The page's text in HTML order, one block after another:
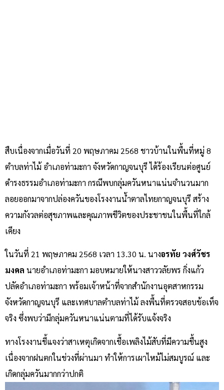
สืบเนื่องจากเมื่อวันที่ 20 พฤษภาคม 2568 ชาวบ้านในพื้นที่หมู่ 8
ตำบลท่าไม้ อำเภอท่ามะกา จังหวัดกาญจนบุรี ได้ร้องเรียนต่อศูนย์
ดำรงธรรมอำเภอท่ามะกา กรณีพบกลุ่มควันหนาแน่นจำนวนมาก
ลอยออกมาจากปล่องควันของโรงงานน้ำตาลไทยกาญจนบุรี สร้าง
ความกังวลต่อสุขภาพและคุณภาพชีวิตของประชาชนในพื้นที่ใกล้
เคียง
ในวันที่ 21 พฤษภาคม 2568 เวลา 13.30 น. นางอรทัย วงศ์วัชร
มงคล นายอำเภอท่ามะกา มอบหมายให้นางสาววลัยพร กิ่งแก้ว
ปลัดอำเภอท่ามะกา พร้อมเจ้าหน้าที่จากสำนักงานอุตสาหกรรม
จังหวัดกาญจนบุรี และเทศบาลตำบลท่าไม้ ลงพื้นที่ตรวจสอบข้อเท็จ
จริง ซึ่งพบว่ามีกลุ่มควันหนาแน่นตามที่ได้รับแจ้งจริง
ทางโรงงานชี้แจงว่าสาเหตุเกิดจากเชื้อเพลิงไม้สับที่มีความชื้นสูง
เนื่องจากฝนตกในช่วงที่ผ่านมา ทำให้การเผาไหม้ไม่สมบูรณ์ และ
เกิดกลุ่มควันมากกว่าปกติ